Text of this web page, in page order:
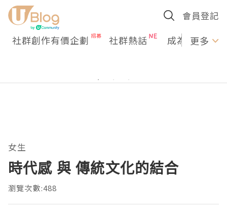
會員登記
社群創作有價企劃 社群熱話 成為U更多
女生
時代感 與 傳統文化的結合
瀏覽次數:488